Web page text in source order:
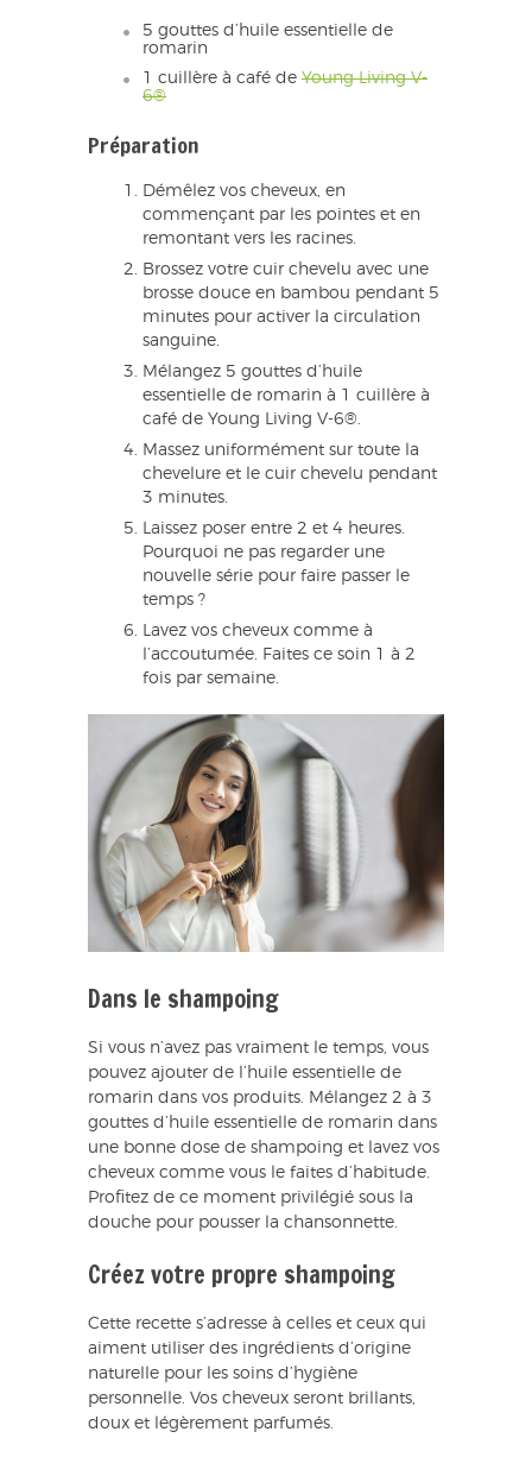
5 gouttes d’huile essentielle de
romarin
1 cuillère à café de Young Living V-
6®
Préparation
Démêlez vos cheveux, en
commençant par les pointes et en
remontant vers les racines.
Brossez votre cuir chevelu avec une
brosse douce en bambou pendant 5
minutes pour activer la circulation
sanguine.
Mélangez 5 gouttes d’huile
essentielle de romarin à 1 cuillère à
café de Young Living V-6®.
Massez uniformément sur toute la
chevelure et le cuir chevelu pendant
3 minutes.
Laissez poser entre 2 et 4 heures.
Pourquoi ne pas regarder une
nouvelle série pour faire passer le
temps ?
Lavez vos cheveux comme à
l’accoutumée. Faites ce soin 1 à 2
fois par semaine.
Dans le shampoing
Si vous n’avez pas vraiment le temps, vous
pouvez ajouter de l’huile essentielle de
romarin dans vos produits. Mélangez 2 à 3
gouttes d’huile essentielle de romarin dans
une bonne dose de shampoing et lavez vos
cheveux comme vous le faites d’habitude.
Profitez de ce moment privilégié sous la
douche pour pousser la chansonnette.
Créez votre propre shampoing
Cette recette s’adresse à celles et ceux qui
aiment utiliser des ingrédients d’origine
naturelle pour les soins d’hygiène
personnelle. Vos cheveux seront brillants,
doux et légèrement parfumés.